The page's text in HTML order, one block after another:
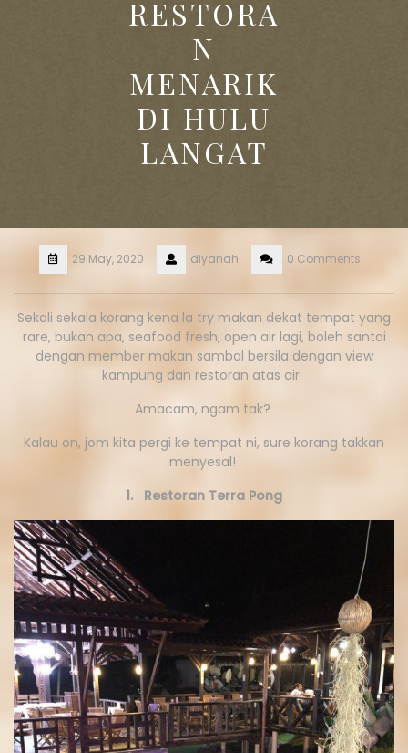
RESTORA
N
MENARIK
DI HULU
LANGAT
29 May, 2020 diyanah 0 Comments
Sekali sekala korang kena la try makan dekat tempat yang
rare, bukan apa, seafood fresh, open air lagi, boleh santai
dengan member makan sambal bersila dengan view
kampung dan restoran atas air.
Amacam, ngam tak?
Kalau on, jom kita pergi ke tempat ni, sure korang takkan
menyesal!
1. Restoran Terra Pong